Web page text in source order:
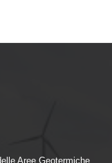
Aree Geotermiche